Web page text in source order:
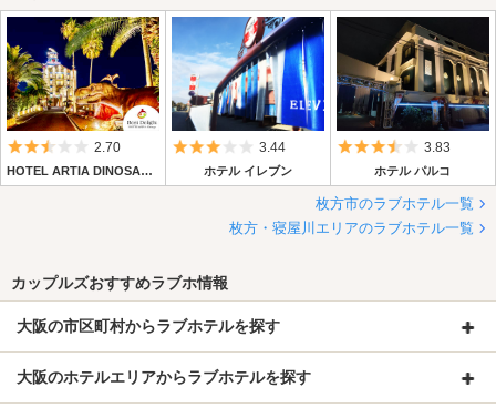
5つ星のうち2.5
2.70
HOTEL ARTIA DINOSAUR 枚方店 【Best Delight Group】
5つ星のうち3
3.44
ホテル イレブン
5つ星のうち
3.83
ホテル パルコ
枚方市のラブホテル一覧
枚方・寝屋川エリアのラブホテル一覧
カップルズおすすめラブホ情報
大阪の市区町村からラブホテルを探す
大阪のホテルエリアからラブホテルを探す